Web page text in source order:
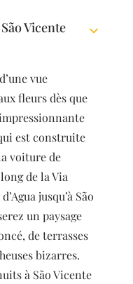
Vicente
vue
fleurs dès que
est construite
voiture de
de la Via
jusqu’à São
un paysage
de terrasses
bizarres.
à São Vicente